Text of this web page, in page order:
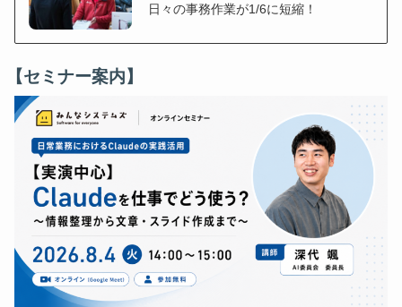
日々の事務作業が1/6に短縮！
【セミナー案内】